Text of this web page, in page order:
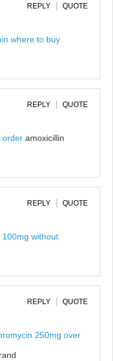
REPLY QUOTE
where to buy
REPLY QUOTE
order amoxicillin
REPLY QUOTE
100mg without
REPLY QUOTE
250mg over